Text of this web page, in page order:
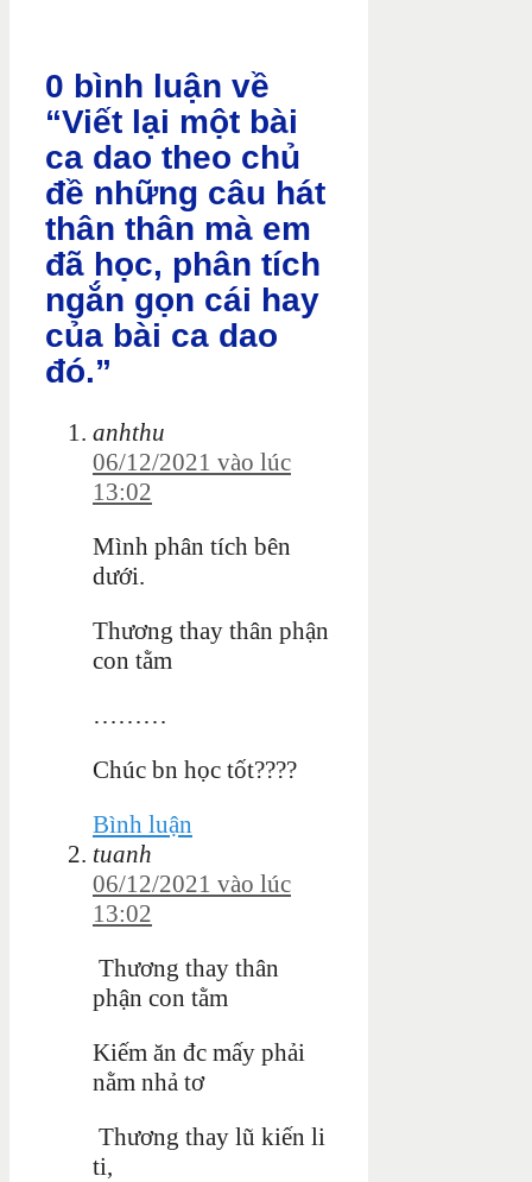
0 bình luận về
“Viết lại một bài
ca dao theo chủ
đề những câu hát
thân thân mà em
đã học, phân tích
ngắn gọn cái hay
của bài ca dao
đó.”
anhthu
06/12/2021 vào lúc
13:02
Mình phân tích bên
dưới.
Thương thay thân phận
con tằm
………
Chúc bn học tốt????
Bình luận
tuanh
06/12/2021 vào lúc
13:02
Thương thay thân
phận con tằm
Kiếm ăn đc mấy phải
nằm nhả tơ
Thương thay lũ kiến li
ti,